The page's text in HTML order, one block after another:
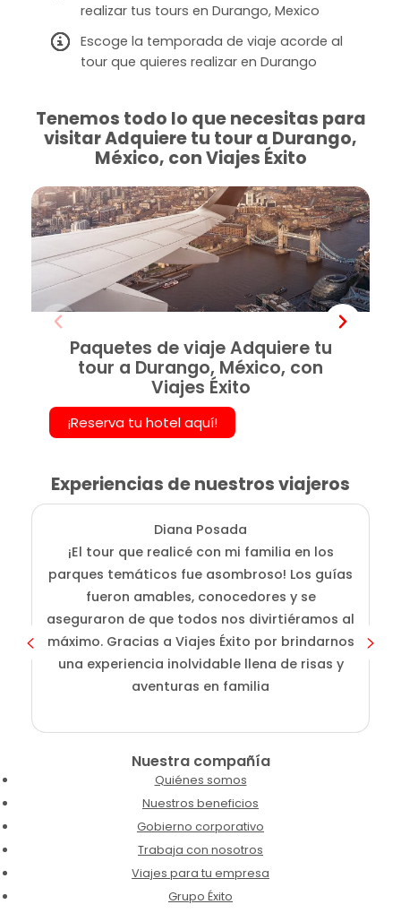
realizar tus tours en Durango, Mexico
Escoge la temporada de viaje acorde al
tour que quieres realizar en Durango
Tenemos todo lo que necesitas para
visitar Adquiere tu tour a Durango,
México, con Viajes Éxito
Paquetes de viaje Adquiere tu
tour a Durango, México, con
Viajes Éxito
¡Reserva tu hotel aquí!
Experiencias de nuestros viajeros
Diana Posada
¡El tour que realicé con mi familia en los
parques temáticos fue asombroso! Los guías
fueron amables, conocedores y se
aseguraron de que todos nos divirtiéramos al
máximo. Gracias a Viajes Éxito por brindarnos
una experiencia inolvidable llena de risas y
aventuras en familia
Nuestra compañía
Quiénes somos
Nuestros beneficios
Gobierno corporativo
Trabaja con nosotros
Viajes para tu empresa
Grupo Éxito